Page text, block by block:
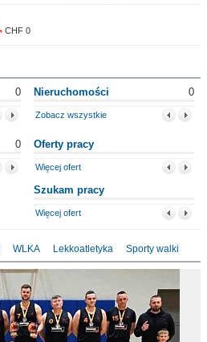
CHF 0
0 Nieruchomości 0
Zobacz wszystkie
0 Oferty pracy
Więcej ofert
Szukam pracy
Więcej ofert
WLKA Lekkoatletyka Sporty walki